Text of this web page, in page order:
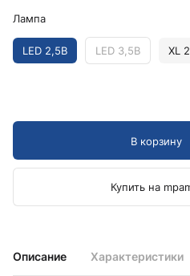
Описание Характеристики
Лампа
LED 2,5В LED 3,5В XL
В корзину
Купить на